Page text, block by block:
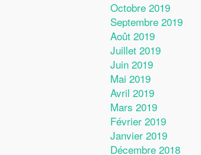
Octobre 2019
Septembre 2019
Août 2019
Juillet 2019
Juin 2019
Mai 2019
Avril 2019
Mars 2019
Février 2019
Janvier 2019
Décembre 2018